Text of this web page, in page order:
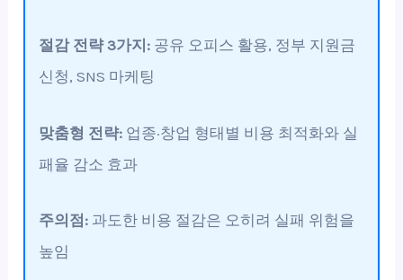
절감 전략 3가지: 공유 오피스 활용, 정부 지원금
신청, SNS 마케팅
맞춤형 전략: 업종·창업 형태별 비용 최적화와 실
패율 감소 효과
주의점: 과도한 비용 절감은 오히려 실패 위험을
높임